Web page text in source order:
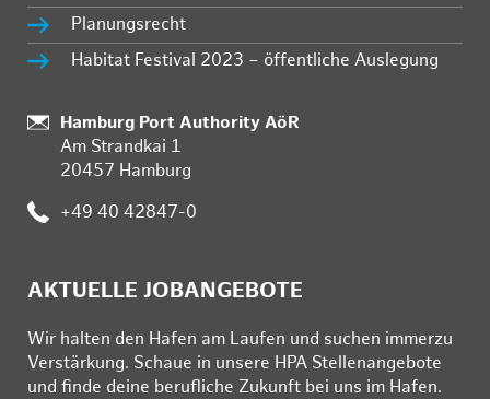
Planungsrecht
Habitat Festival 2023 – öffentliche Auslegung
Standort:
Hamburg Port Authority AöR
Am Strandkai 1
20457 Hamburg
Telefon:
+49 40 42847-0
AKTUELLE JOBANGEBOTE
Wir hal­ten den Ha­fen am Lau­fen und su­chen im­mer­zu
Ver­stär­kung. Schau­e in un­se­re HPA Stel­len­an­ge­bo­te
und fin­de deine be­ruf­li­che Zu­kunft bei uns im Ha­fen.